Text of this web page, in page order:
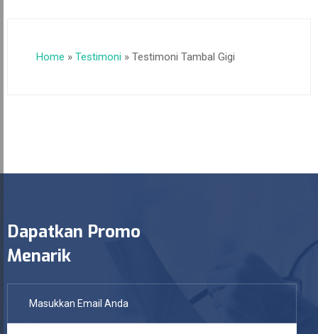
Home » Testimoni » Testimoni Tambal Gigi
Dapatkan Promo
Menarik